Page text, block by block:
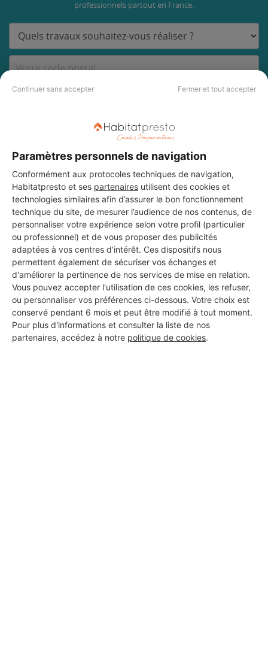
Continuer sans accepter Fermer et tout accepter
Paramètres personnels de navigation
Conformément aux protocoles techniques de navigation,
Habitatpresto et ses partenaires utilisent des cookies et
technologies similaires afin d’assurer le bon fonctionnement
technique du site, de mesurer l’audience de nos contenus, de
personnaliser votre expérience selon votre profil (particulier
ou professionnel) et de vous proposer des publicités
adaptées à vos centres d’intérêt. Ces dispositifs nous
permettent également de sécuriser vos échanges et
d'améliorer la pertinence de nos services de mise en relation.
Vous pouvez accepter l'utilisation de ces cookies, les refuser,
ou personnaliser vos préférences ci-dessous. Votre choix est
conservé pendant 6 mois et peut être modifié à tout moment.
Pour plus d'informations et consulter la liste de nos
partenaires, accédez à notre politique de cookies.
professionnels partout en France.
DEMANDER UN DEVIS
Aucun autre professionnel disponible dans cette zone
géographique.